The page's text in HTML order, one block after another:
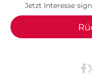
Jetzt Interesse